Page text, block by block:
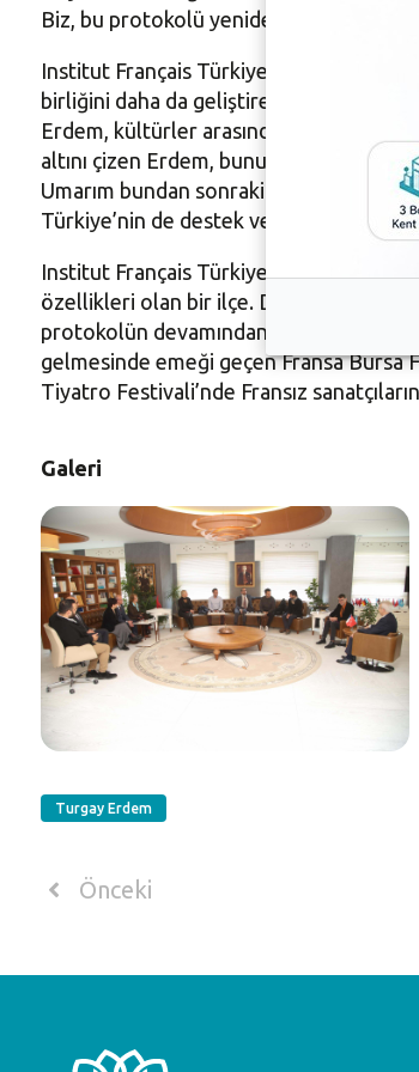
Biz, bu protokolü yeniden imzalayıp, iş
Institut Français Türkiye ile kültür
birliğini daha da geliştirerek
Erdem, kültürler arasındaki ilişkilerin
altını çizen Erdem, bunu daha da
Umarım bundan sonraki süreçte
Türkiye’nin de destek verdiği Caz
Institut Français Türkiye ile iş birliğinin
özellikleri olan bir ilçe. Dostluk ve
protokolün devamından yanayım.
gelmesinde emeği geçen Fransa Bursa
Tiyatro Festivali’nde Fransız
Galeri
Turgay Erdem
Önceki